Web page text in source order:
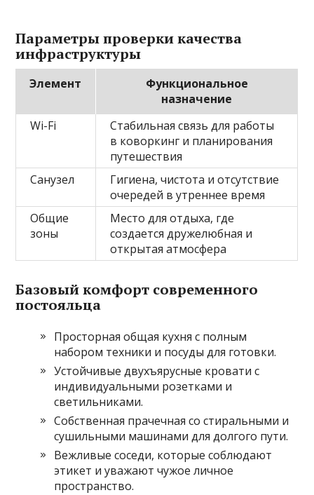
Параметры проверки качества
инфраструктуры
Элемент
Функциональное
назначение
Wi-Fi
Стабильная связь для работы
в коворкинг и планирования
путешествия
Санузел
Гигиена, чистота и отсутствие
очередей в утреннее время
Общие
зоны
Место для отдыха, где
создается дружелюбная и
открытая атмосфера
Базовый комфорт современного
постояльца
Просторная общая кухня с полным
набором техники и посуды для готовки.
Устойчивые двухъярусные кровати с
индивидуальными розетками и
светильниками.
Собственная прачечная со стиральными и
сушильными машинами для долгого пути.
Вежливые соседи, которые соблюдают
этикет и уважают чужое личное
пространство.